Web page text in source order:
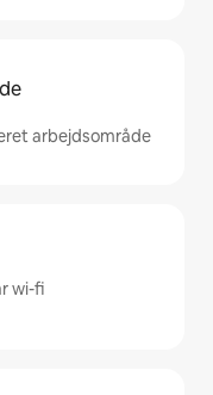
arbejdsområde
wi-fi